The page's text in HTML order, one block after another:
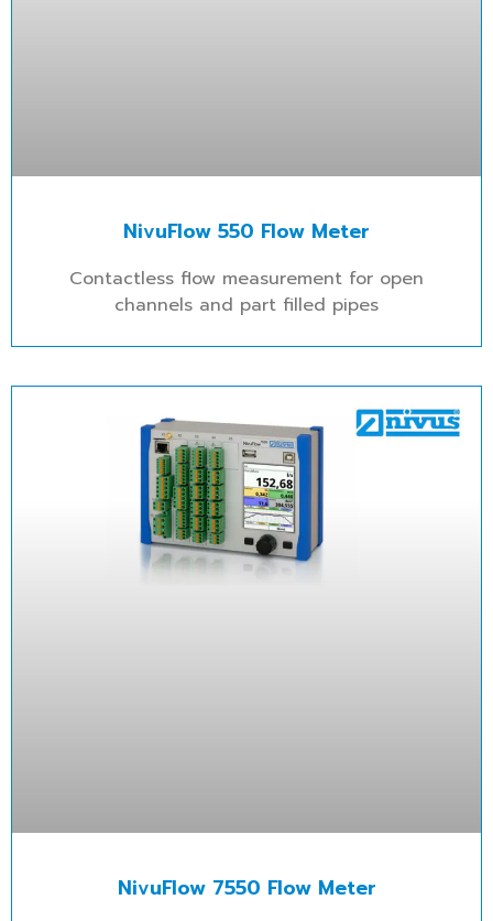
NivuFlow 550 Flow Meter
Contactless flow measurement for open
channels and part filled pipes
NivuFlow 7550 Flow Meter